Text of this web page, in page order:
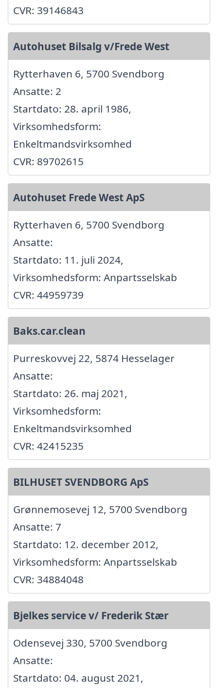
CVR: 39146843
Autohuset Bilsalg v/Frede West
Rytterhaven 6, 5700 Svendborg
Ansatte: 2
Startdato: 28. april 1986,
Virksomhedsform:
Enkeltmandsvirksomhed
CVR: 89702615
Autohuset Frede West ApS
Rytterhaven 6, 5700 Svendborg
Ansatte:
Startdato: 11. juli 2024,
Virksomhedsform: Anpartsselskab
CVR: 44959739
Baks.car.clean
Purreskovvej 22, 5874 Hesselager
Ansatte:
Startdato: 26. maj 2021,
Virksomhedsform:
Enkeltmandsvirksomhed
CVR: 42415235
BILHUSET SVENDBORG ApS
Grønnemosevej 12, 5700 Svendborg
Ansatte: 7
Startdato: 12. december 2012,
Virksomhedsform: Anpartsselskab
CVR: 34884048
Bjelkes service v/ Frederik Stær
Odensevej 330, 5700 Svendborg
Ansatte:
Startdato: 04. august 2021,